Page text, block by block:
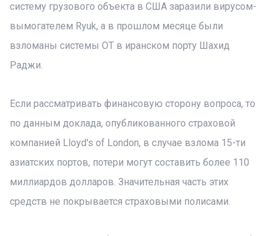
систему грузового объекта в США заразили вирусом-
вымогателем Ryuk, а в прошлом месяце были
взломаны системы OT в иранском порту Шахид
Раджи.
Если рассматривать финансовую сторону вопроса, то
по данным доклада, опубликованного страховой
компанией Lloyd's of London, в случае взлома 15-ти
азиатских портов, потери могут составить более 110
миллиардов долларов. Значительная часть этих
средств не покрывается страховыми полисами.